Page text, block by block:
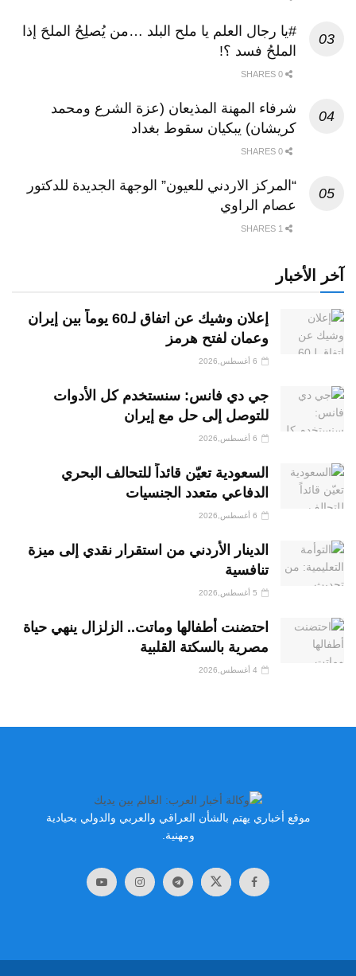
#يا رجال العلم يا ملح البلد …من يُصلِحُ الملحَ إذا
الملحُ فسد ؟!
شرفاء المهنة المذيعان (عزة الشرع ومحمد
كريشان) يبكيان سقوط بغداد
“المركز الاردني للعيون” الوجهة الجديدة للدكتور
عصام الراوي
آخر الأخبار
إعلان وشيك عن اتفاق لـ60 يوماً بين إيران
وعمان لفتح هرمز
جي دي فانس: سنستخدم كل الأدوات
للتوصل إلى حل مع إيران
السعودية تعيّن قائداً للتحالف البحري
الدفاعي متعدد الجنسيات
الدينار الأردني من استقرار نقدي إلى ميزة
تنافسية
احتضنت أطفالها وماتت.. الزلزال ينهي حياة
مصرية بالسكتة القلبية
موقع أخباري يهتم بالشأن العراقي والعربي والدولي بحيادية
ومهنية.